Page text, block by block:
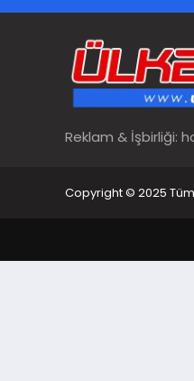
Reklam & İşbirliği:
Copyright © 2025 Tüm